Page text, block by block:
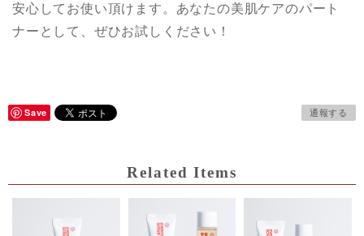
安心してお使い頂けます。あなたの美肌ケアのパート
ナーとして、ぜひお試しください！
Save 通報する
Related Items